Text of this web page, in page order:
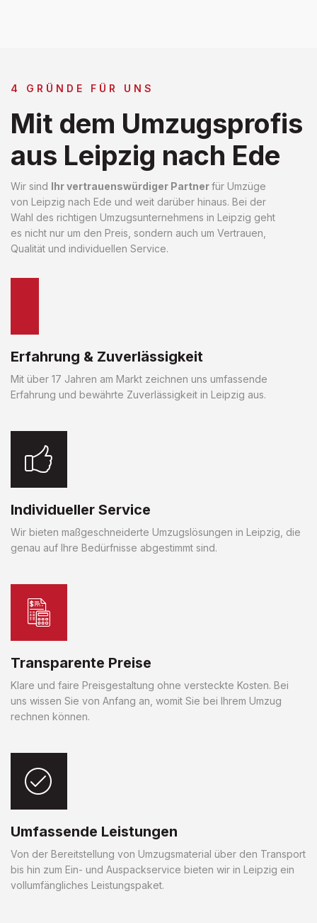
4 GRÜNDE FÜR UNS
Mit dem Umzugsprofis
aus Leipzig nach Ede
Wir sind Ihr vertrauenswürdiger Partnerfür Umzüge
von Leipzig nach Ede und weit darüber hinaus. Bei der
Wahl des richtigen Umzugsunternehmens in Leipzig geht
es nicht nur um den Preis, sondern auch um Vertrauen,
Qualität und individuellen Service.
Erfahrung & Zuverlässigkeit
Mit über 17 Jahren am Markt zeichnen uns umfassende
Erfahrung und bewährte Zuverlässigkeit in Leipzig aus.
Individueller Service
Wir bieten maßgeschneiderte Umzugslösungen in Leipzig, die
genau auf Ihre Bedürfnisse abgestimmt sind.
Transparente Preise
Klare und faire Preisgestaltung ohne versteckte Kosten. Bei
uns wissen Sie von Anfang an, womit Sie bei Ihrem Umzug
rechnen können.
Umfassende Leistungen
Von der Bereitstellung von Umzugsmaterial über den Transport
bis hin zum Ein- und Auspackservice bieten wir in Leipzig ein
vollumfängliches Leistungspaket.